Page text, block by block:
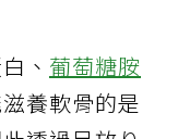
、 葡萄糖胺
養軟骨的是